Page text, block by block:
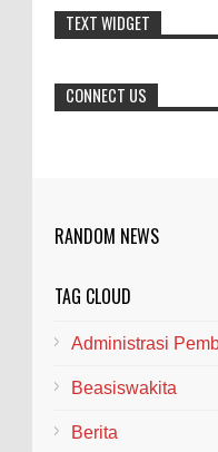
TEXT WIDGET
CONNECT US
RANDOM NEWS
TAG CLOUD
Administrasi
Beasiswakita
Berita